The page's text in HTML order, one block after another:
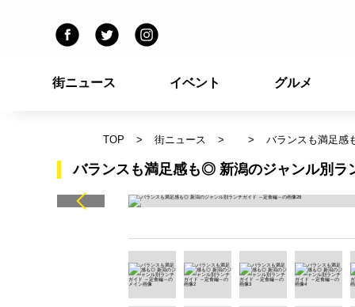
街ニュース イベント グルメ
TOP 街ニュース バランスも満足感
バランスも満足感も◎ 新潟のジャンル別ラ